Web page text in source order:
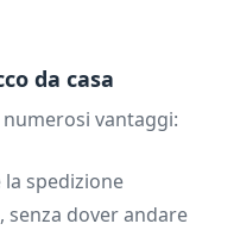
da casa
vantaggi:
spedizione
dover andare